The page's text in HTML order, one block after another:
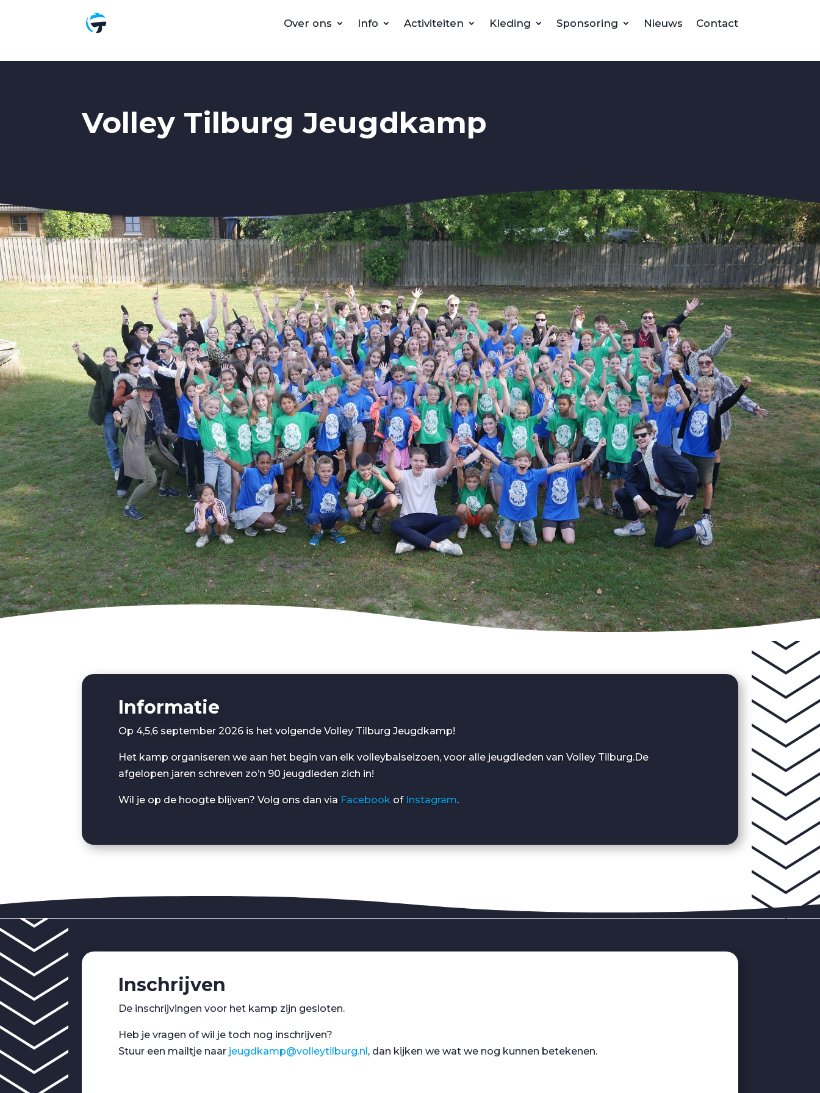
Over ons Info Activiteiten Kleding Sponsoring Nieuws Contact
Volley Tilburg Jeugdkamp
Informatie
Op 4,5,6 september 2026 is het volgende Volley Tilburg Jeugdkamp!
Het kamp organiseren we aan het begin van elk volleybalseizoen, voor alle jeugdleden van Volley Tilburg.De
afgelopen jaren schreven zo’n 90 jeugdleden zich in!
Wil je op de hoogte blijven? Volg ons dan via Facebook of Instagram.
Inschrijven
De inschrijvingen voor het kamp zijn gesloten.
Heb je vragen of wil je toch nog inschrijven?
Stuur een mailtje naar jeugdkamp@volleytilburg.nl, dan kijken we wat we nog kunnen betekenen.